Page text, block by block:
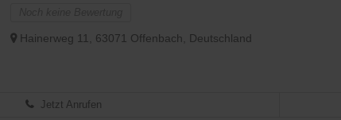
Hainerweg 11, 63071 Offenbach, Deutschland
Jetzt Anrufen